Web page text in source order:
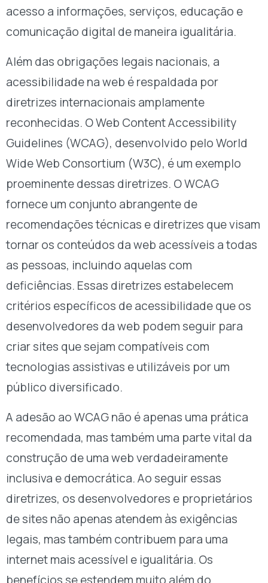
acesso a informações, serviços, educação e
comunicação digital de maneira igualitária.
Além das obrigações legais nacionais, a
acessibilidade na web é respaldada por
diretrizes internacionais amplamente
reconhecidas. O Web Content Accessibility
Guidelines (WCAG), desenvolvido pelo World
Wide Web Consortium (W3C), é um exemplo
proeminente dessas diretrizes. O WCAG
fornece um conjunto abrangente de
recomendações técnicas e diretrizes que visam
tornar os conteúdos da web acessíveis a todas
as pessoas, incluindo aquelas com
deficiências. Essas diretrizes estabelecem
critérios específicos de acessibilidade que os
desenvolvedores da web podem seguir para
criar sites que sejam compatíveis com
tecnologias assistivas e utilizáveis por um
público diversificado.
A adesão ao WCAG não é apenas uma prática
recomendada, mas também uma parte vital da
construção de uma web verdadeiramente
inclusiva e democrática. Ao seguir essas
diretrizes, os desenvolvedores e proprietários
de sites não apenas atendem às exigências
legais, mas também contribuem para uma
internet mais acessível e igualitária. Os